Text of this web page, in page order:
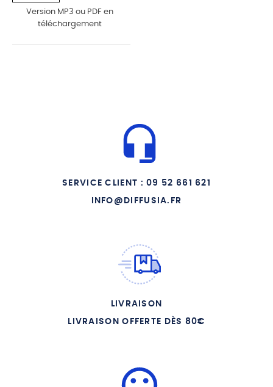
Version MP3 ou PDF en
téléchargement
SERVICE CLIENT : 09 52 661 621
INFO@DIFFUSIA.FR
LIVRAISON
LIVRAISON OFFERTE DÈS 80€